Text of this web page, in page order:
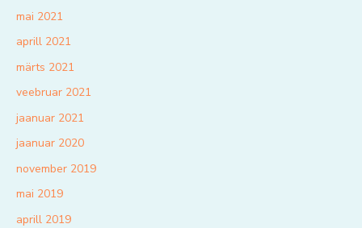
mai 2021
aprill 2021
märts 2021
veebruar 2021
jaanuar 2021
jaanuar 2020
november 2019
mai 2019
aprill 2019